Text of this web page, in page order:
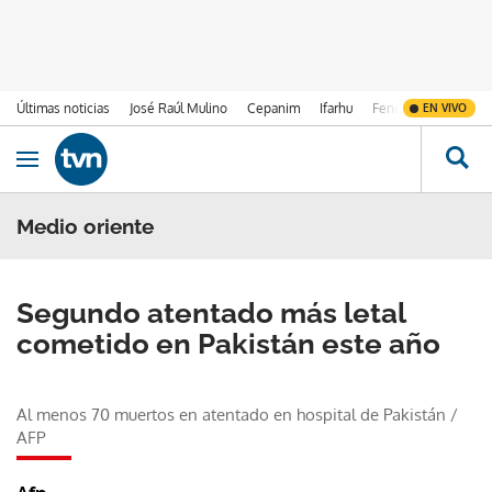
Últimas noticias José Raúl Mulino Cepanim Ifarhu Fenómeno de El
EN VIVO
Ir al contenido
Obrir navegació
Medio oriente
Segundo atentado más letal
cometido en Pakistán este año
Al menos 70 muertos en atentado en hospital de Pakistán /
AFP